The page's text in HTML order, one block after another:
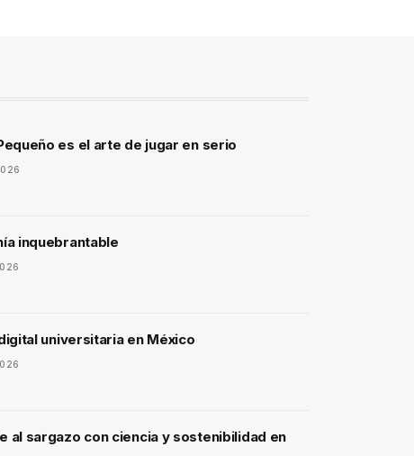
es el arte de jugar en serio
inquebrantable
universitaria en México
al sargazo con ciencia y sostenibilidad en